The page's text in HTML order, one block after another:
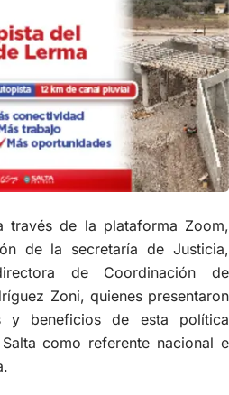
través de la plataforma Zoom,
de la secretaría de Justicia,
de Coordinación de
Zoni, quienes presentaron
y beneficios de esta política
como referente nacional e